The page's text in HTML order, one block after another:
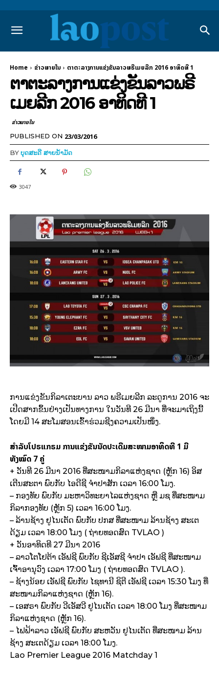
Home ຂ່າວພາຍ​ໃນ ຕາຕະລາງການແຂ່ງຂັນລາວພຣີເມຍລີກ 2016 ອາທິດທີ 1
ຕາຕະລາງການແຂ່ງຂັນລາວພຣີ
ເມຍລີກ 2016 ອາທິດທີ 1
ຂ່າວພາຍ​ໃນ
PUBLISHED ON 23/03/2016
BYບຸດສະດີ ສາຍນ້ຳມັດ
3047
ການແຂ່ງຂັນກິລາເຕະບານ ລາວ ພຣີເມຍລີກ ລະດູການ 2016 ຈະ
ເປີດສາກຂຶ້ນຢ່າງເປັນທາງການ ໃນວັນທີ 26 ມີນາ ທີ່ຈະມາເຖິງນີ້
ໂດຍມີ 14 ສະໂມສອນເຂົ້າຮ່ວມຊີງຄວາມເປັນໜຶ່ງ.
ສຳລັບໂປຣແກຣມ ການແຂ່ງຂັນນັດປະເດີມສະໜາມອາທິດທີ 1 ມີ
ທັງໝົດ 7 ຄູ່
+ ວັນທີ 26 ມີນາ 2016 ທີ່ສະໜາມກິລາແຫ່ງຊາດ (ຫຼັກ 16) ອິສ
ເຕີນສະຕາ ພົບກັບ ໄອດີຊີ ຈຳປາສັກ ເວລາ 16:00 ໂມງ.
– ກອງທັບ ພົບກັບ ມະຫາວິທະຍາໄລແຫ່ງຊາດ ຫຼື ມຊ ທີ່ສະໜາມ
ກິລາກອງທັບ (ຫຼັກ 5) ເວລາ 16:00 ໂມງ.
– ລ້ານຊ້າງ ຢູໄນເຕັດ ພົບກັບ ປກສ ທີ່ສະໜາມ ລ້ານຊ້າງ ສະເຕ
ດ້ຽມ ເວລາ 18:00 ໂມງ ( ຖ່າຍທອດສົດ TVLAO )
+ ວັນອາທິດທີ 27 ມີນາ 2016
– ລາວໂຕໂຢຕ້າ ເອັຟຊີ ພົບກັບ ຊີເອັສຊີ ຈຳປາ ເອັຟຊີ ທີ່ສະໜາມ
ເຈົ້າອານຸວົງ ເວລາ 17:00 ໂມງ ( ຖ່າຍທອດສົດ TVLAO ).
– ຊ້າງນ້ອຍ ເອັຟຊີ ພົບກັບ ໄຊທານີ ຊິຕີ ເອັຟຊີ ເວລາ 15:30 ໂມງ ທີ່
ສະໜາມກິລາແຫ່ງຊາດ (ຫຼັກ 16).
– ເອສຣາ ພົບກັບ ວີເອັສວີ ຢູໄນເຕັດ ເວລາ 18:00 ໂມງ ທີ່ສະໜາມ
ກິລາແຫ່ງຊາດ (ຫຼັກ 16).
– ໄຟຟ້າລາວ ເອັຟຊີ ພົບກັບ ສະຫວັນ ຢູໄນເຕັດ ທີ່ສະໜາມ ລ້ານ
ຊ້າງ ສະເຕດ້ຽມ ເວລາ 18:00 ໂມງ.
Lao Premier League 2016 Matchday 1